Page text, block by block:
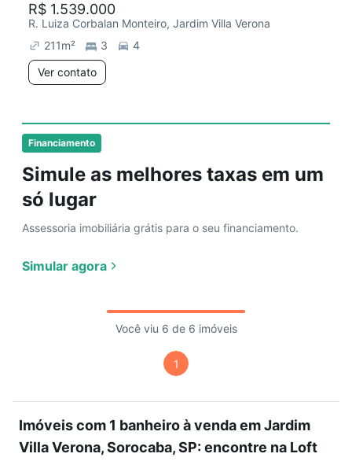
Financiamento
Simule as melhores taxas em um
só lugar
Assessoria imobiliária grátis para o seu financiamento.
Simular agora
R$ 1.539.000
R. Luiza Corbalan Monteiro, Jardim Villa Verona
211m² 3
4
Ver contato
Você viu 6 de 6 imóveis
1
Imóveis com 1 banheiro à venda em Jardim
Villa Verona, Sorocaba, SP: encontre na Loft